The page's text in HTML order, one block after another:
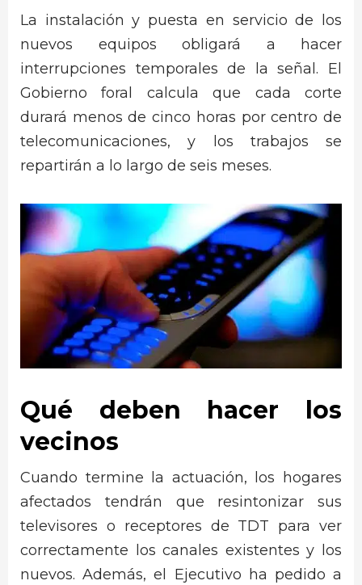
La instalación y puesta en servicio de los
nuevos equipos obligará a hacer
interrupciones temporales de la señal. El
Gobierno foral calcula que cada corte
durará menos de cinco horas por centro de
telecomunicaciones, y los trabajos se
repartirán a lo largo de seis meses.
Qué deben hacer los
vecinos
Cuando termine la actuación, los hogares
afectados tendrán que resintonizar sus
televisores o receptores de TDT para ver
correctamente los canales existentes y los
nuevos. Además, el Ejecutivo ha pedido a